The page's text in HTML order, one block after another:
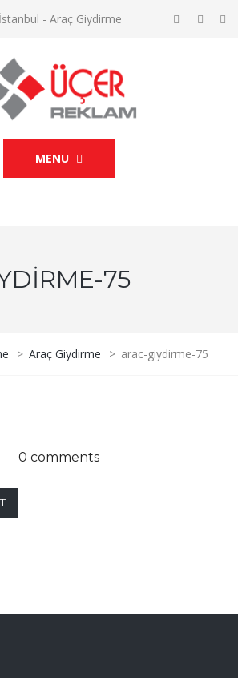
- Araç Giydirme
MENU
75
> Araç Giydirme > arac-giydirme-75
0 comments